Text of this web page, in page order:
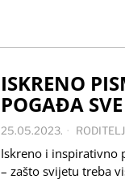
ISKRENO
POGAĐA
25.05.2023.
Iskreno i inspirativno
– zašto svijetu treba